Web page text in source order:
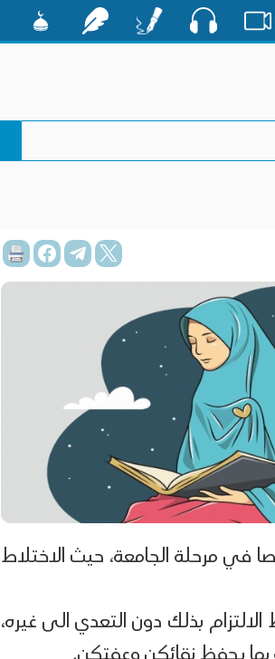
في مرحلة الجامعة، حيث الاختلاط
بذلك دون التعدي الى غيره،